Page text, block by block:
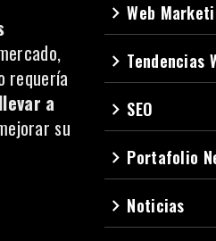
requería
a
su
navigate_nextWeb
navigate_next Tendencias
navigate_next SEO
navigate_next Portafolio
navigate_next Noticias